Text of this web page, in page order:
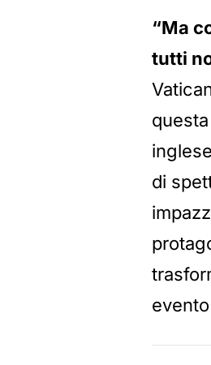
“Ma
tutti
di